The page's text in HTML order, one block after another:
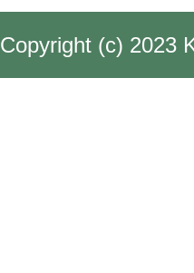
Copyright (c) 2023